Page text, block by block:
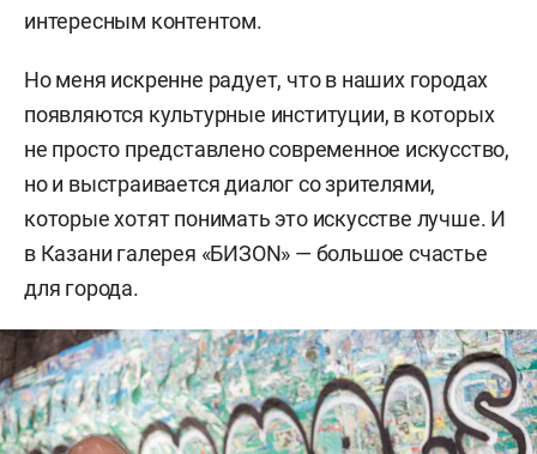
интересным контентом.
Но меня искренне радует, что в наших городах
появляются культурные институции, в которых
не просто представлено современное искусство,
но и выстраивается диалог со зрителями,
которые хотят понимать это искусстве лучше. И
в Казани галерея «БИЗОN» — большое счастье
для города.